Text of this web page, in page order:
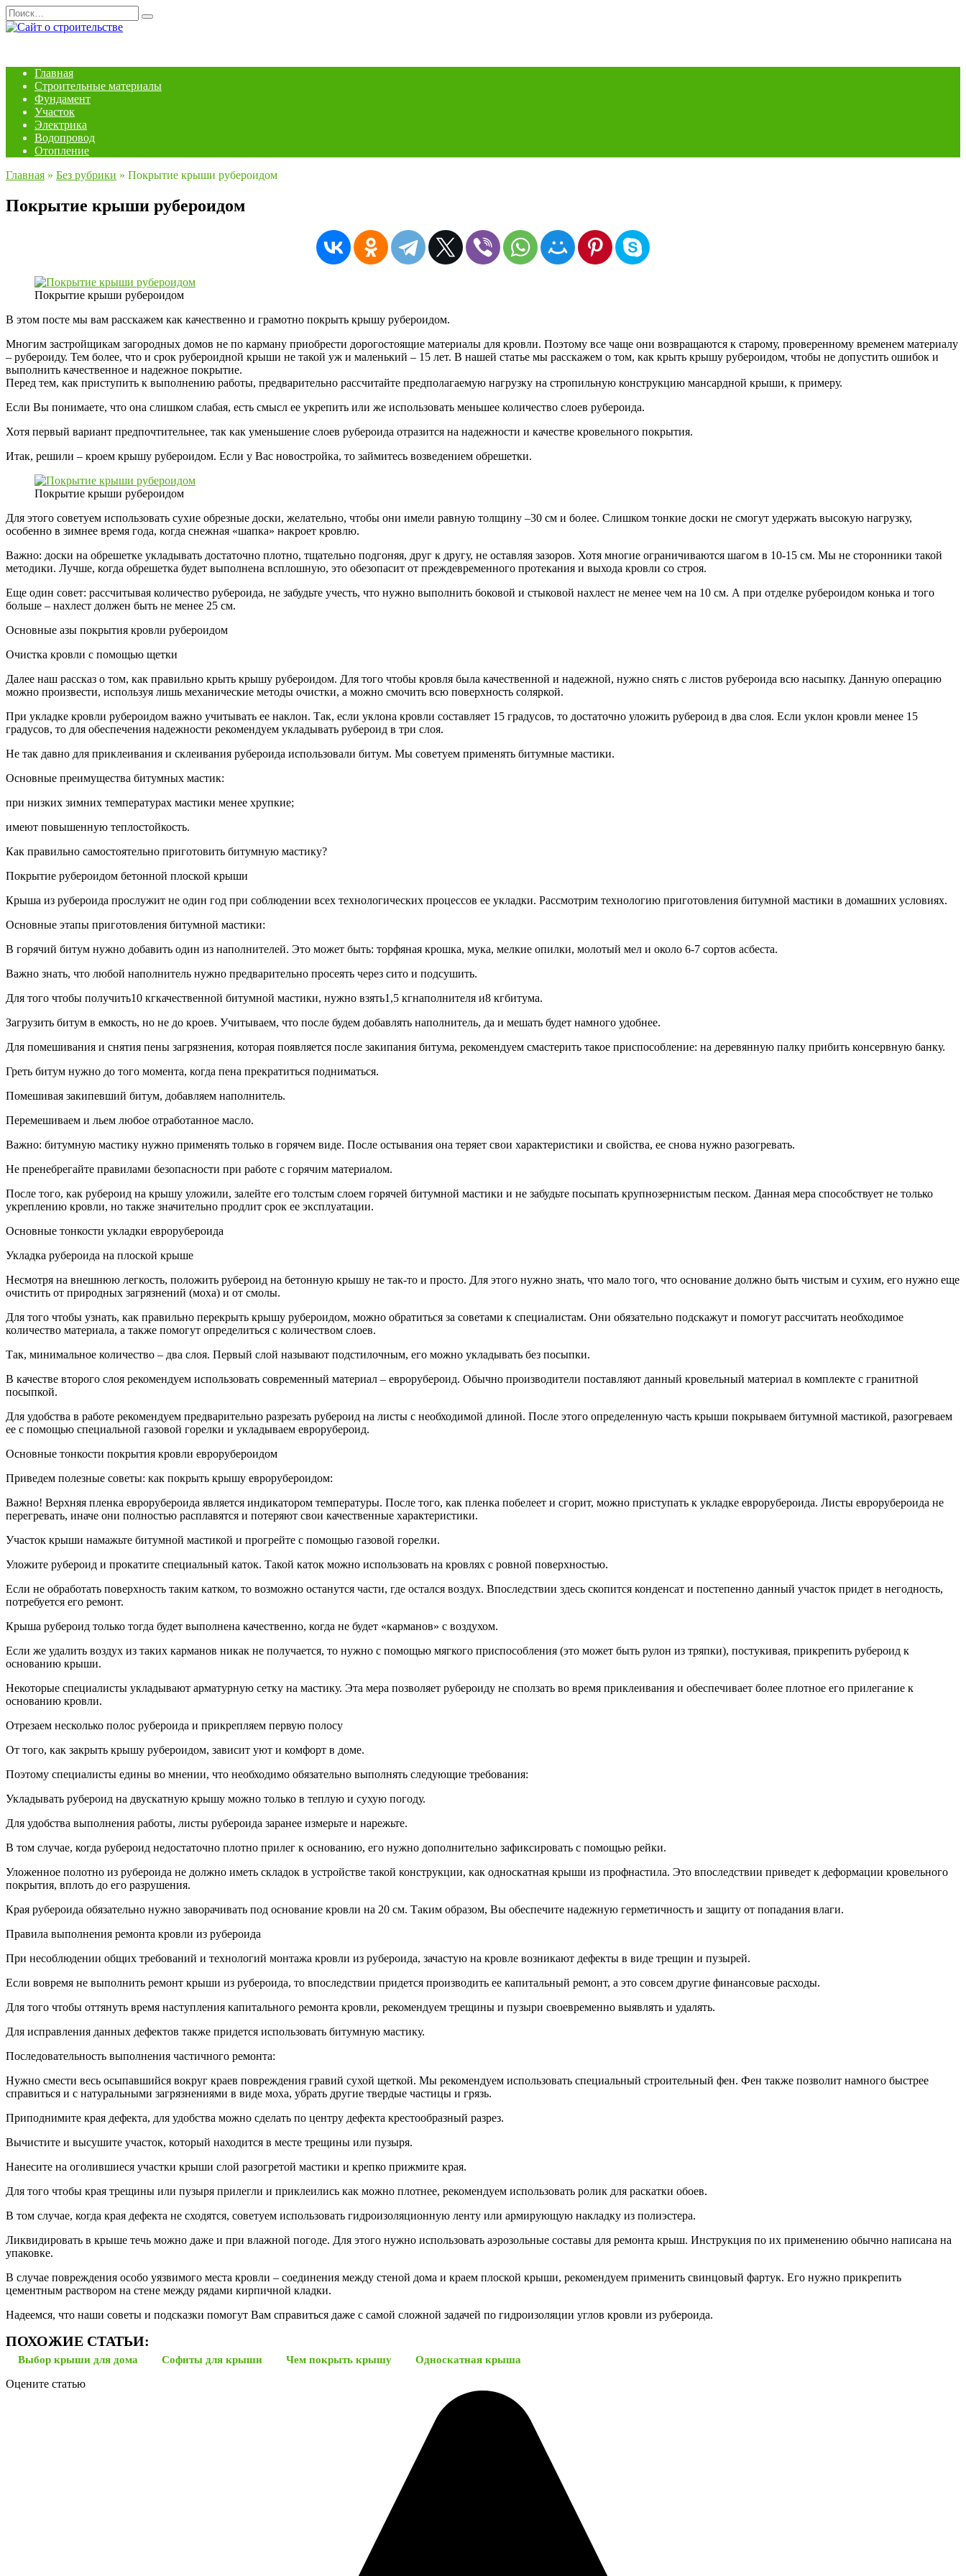
Перейти
к
содержанию
Search
for:
Главная
Строительные материалы
Фундамент
Участок
Электрика
Водопровод
Отопление
Главная » Без рубрики » Покрытие крыши рубероидом
Покрытие крыши рубероидом
Покрытие крыши рубероидом
В этом посте мы вам расскажем как качественно и грамотно покрыть крышу рубероидом.
Многим застройщикам загородных домов не по карману приобрести дорогостоящие материалы для кровли. Поэтому все чаще они возвращаются к старому, проверенному временем материалу
– рубероиду. Тем более, что и срок рубероидной крыши не такой уж и маленький – 15 лет. В нашей статье мы расскажем о том, как крыть крышу рубероидом, чтобы не допустить ошибок и
выполнить качественное и надежное покрытие.
Перед тем, как приступить к выполнению работы, предварительно рассчитайте предполагаемую нагрузку на стропильную конструкцию мансардной крыши, к примеру.
Если Вы понимаете, что она слишком слабая, есть смысл ее укрепить или же использовать меньшее количество слоев рубероида.
Хотя первый вариант предпочтительнее, так как уменьшение слоев рубероида отразится на надежности и качестве кровельного покрытия.
Итак, решили – кроем крышу рубероидом. Если у Вас новостройка, то займитесь возведением обрешетки.
Покрытие крыши рубероидом
Для этого советуем использовать сухие обрезные доски, желательно, чтобы они имели равную толщину –30 см и более. Слишком тонкие доски не смогут удержать высокую нагрузку,
особенно в зимнее время года, когда снежная «шапка» накроет кровлю.
Важно: доски на обрешетке укладывать достаточно плотно, тщательно подгоняя, друг к другу, не оставляя зазоров. Хотя многие ограничиваются шагом в 10-15 см. Мы не сторонники такой
методики. Лучше, когда обрешетка будет выполнена всплошную, это обезопасит от преждевременного протекания и выхода кровли со строя.
Еще один совет: рассчитывая количество рубероида, не забудьте учесть, что нужно выполнить боковой и стыковой нахлест не менее чем на 10 см. А при отделке рубероидом конька и того
больше – нахлест должен быть не менее 25 см.
Основные азы покрытия кровли рубероидом
Очистка кровли с помощью щетки
Далее наш рассказ о том, как правильно крыть крышу рубероидом. Для того чтобы кровля была качественной и надежной, нужно снять с листов рубероида всю насыпку. Данную операцию
можно произвести, используя лишь механические методы очистки, а можно смочить всю поверхность соляркой.
При укладке кровли рубероидом важно учитывать ее наклон. Так, если уклона кровли составляет 15 градусов, то достаточно уложить рубероид в два слоя. Если уклон кровли менее 15
градусов, то для обеспечения надежности рекомендуем укладывать рубероид в три слоя.
Не так давно для приклеивания и склеивания рубероида использовали битум. Мы советуем применять битумные мастики.
Основные преимущества битумных мастик:
при низких зимних температурах мастики менее хрупкие;
имеют повышенную теплостойкость.
Как правильно самостоятельно приготовить битумную мастику?
Покрытие рубероидом бетонной плоской крыши
Крыша из рубероида прослужит не один год при соблюдении всех технологических процессов ее укладки. Рассмотрим технологию приготовления битумной мастики в домашних условиях.
Основные этапы приготовления битумной мастики:
В горячий битум нужно добавить один из наполнителей. Это может быть: торфяная крошка, мука, мелкие опилки, молотый мел и около 6-7 сортов асбеста.
Важно знать, что любой наполнитель нужно предварительно просеять через сито и подсушить.
Для того чтобы получить10 кгкачественной битумной мастики, нужно взять1,5 кгнаполнителя и8 кгбитума.
Загрузить битум в емкость, но не до кроев. Учитываем, что после будем добавлять наполнитель, да и мешать будет намного удобнее.
Для помешивания и снятия пены загрязнения, которая появляется после закипания битума, рекомендуем смастерить такое приспособление: на деревянную палку прибить консервную банку.
Греть битум нужно до того момента, когда пена прекратиться подниматься.
Помешивая закипевший битум, добавляем наполнитель.
Перемешиваем и льем любое отработанное масло.
Важно: битумную мастику нужно применять только в горячем виде. После остывания она теряет свои характеристики и свойства, ее снова нужно разогревать.
Не пренебрегайте правилами безопасности при работе с горячим материалом.
После того, как рубероид на крышу уложили, залейте его толстым слоем горячей битумной мастики и не забудьте посыпать крупнозернистым песком. Данная мера способствует не только
укреплению кровли, но также значительно продлит срок ее эксплуатации.
Основные тонкости укладки еврорубероида
Укладка рубероида на плоской крыше
Несмотря на внешнюю легкость, положить рубероид на бетонную крышу не так-то и просто. Для этого нужно знать, что мало того, что основание должно быть чистым и сухим, его нужно еще
очистить от природных загрязнений (моха) и от смолы.
Для того чтобы узнать, как правильно перекрыть крышу рубероидом, можно обратиться за советами к специалистам. Они обязательно подскажут и помогут рассчитать необходимое
количество материала, а также помогут определиться с количеством слоев.
Так, минимальное количество – два слоя. Первый слой называют подстилочным, его можно укладывать без посыпки.
В качестве второго слоя рекомендуем использовать современный материал – еврорубероид. Обычно производители поставляют данный кровельный материал в комплекте с гранитной
посыпкой.
Для удобства в работе рекомендуем предварительно разрезать рубероид на листы с необходимой длиной. После этого определенную часть крыши покрываем битумной мастикой, разогреваем
ее с помощью специальной газовой горелки и укладываем еврорубероид.
Основные тонкости покрытия кровли еврорубероидом
Приведем полезные советы: как покрыть крышу еврорубероидом:
Важно! Верхняя пленка еврорубероида является индикатором температуры. После того, как пленка побелеет и сгорит, можно приступать к укладке еврорубероида. Листы еврорубероида не
перегревать, иначе они полностью расплавятся и потеряют свои качественные характеристики.
Участок крыши намажьте битумной мастикой и прогрейте с помощью газовой горелки.
Уложите рубероид и прокатите специальный каток. Такой каток можно использовать на кровлях с ровной поверхностью.
Если не обработать поверхность таким катком, то возможно останутся части, где остался воздух. Впоследствии здесь скопится конденсат и постепенно данный участок придет в негодность,
потребуется его ремонт.
Крыша рубероид только тогда будет выполнена качественно, когда не будет «карманов» с воздухом.
Если же удалить воздух из таких карманов никак не получается, то нужно с помощью мягкого приспособления (это может быть рулон из тряпки), постукивая, прикрепить рубероид к
основанию крыши.
Некоторые специалисты укладывают арматурную сетку на мастику. Эта мера позволяет рубероиду не сползать во время приклеивания и обеспечивает более плотное его прилегание к
основанию кровли.
Отрезаем несколько полос рубероида и прикрепляем первую полосу
От того, как закрыть крышу рубероидом, зависит уют и комфорт в доме.
Поэтому специалисты едины во мнении, что необходимо обязательно выполнять следующие требования:
Укладывать рубероид на двускатную крышу можно только в теплую и сухую погоду.
Для удобства выполнения работы, листы рубероида заранее измерьте и нарежьте.
В том случае, когда рубероид недостаточно плотно прилег к основанию, его нужно дополнительно зафиксировать с помощью рейки.
Уложенное полотно из рубероида не должно иметь складок в устройстве такой конструкции, как односкатная крыши из профнастила. Это впоследствии приведет к деформации кровельного
покрытия, вплоть до его разрушения.
Края рубероида обязательно нужно заворачивать под основание кровли на 20 см. Таким образом, Вы обеспечите надежную герметичность и защиту от попадания влаги.
Правила выполнения ремонта кровли из рубероида
При несоблюдении общих требований и технологий монтажа кровли из рубероида, зачастую на кровле возникают дефекты в виде трещин и пузырей.
Если вовремя не выполнить ремонт крыши из рубероида, то впоследствии придется производить ее капитальный ремонт, а это совсем другие финансовые расходы.
Для того чтобы оттянуть время наступления капитального ремонта кровли, рекомендуем трещины и пузыри своевременно выявлять и удалять.
Для исправления данных дефектов также придется использовать битумную мастику.
Последовательность выполнения частичного ремонта:
Нужно смести весь осыпавшийся вокруг краев повреждения гравий сухой щеткой. Мы рекомендуем использовать специальный строительный фен. Фен также позволит намного быстрее
справиться и с натуральными загрязнениями в виде моха, убрать другие твердые частицы и грязь.
Приподнимите края дефекта, для удобства можно сделать по центру дефекта крестообразный разрез.
Вычистите и высушите участок, который находится в месте трещины или пузыря.
Нанесите на оголившиеся участки крыши слой разогретой мастики и крепко прижмите края.
Для того чтобы края трещины или пузыря прилегли и приклеились как можно плотнее, рекомендуем использовать ролик для раскатки обоев.
В том случае, когда края дефекта не сходятся, советуем использовать гидроизоляционную ленту или армирующую накладку из полиэстера.
Ликвидировать в крыше течь можно даже и при влажной погоде. Для этого нужно использовать аэрозольные составы для ремонта крыш. Инструкция по их применению обычно написана на
упаковке.
В случае повреждения особо уязвимого места кровли – соединения между стеной дома и краем плоской крыши, рекомендуем применить свинцовый фартук. Его нужно прикрепить
цементным раствором на стене между рядами кирпичной кладки.
Надеемся, что наши советы и подсказки помогут Вам справиться даже с самой сложной задачей по гидроизоляции углов кровли из рубероида.
ПОХОЖИЕ СТАТЬИ:
Выбор крыши для дома Софиты для крыши Чем покрыть крышу
Односкатная крыша
Оцените статью